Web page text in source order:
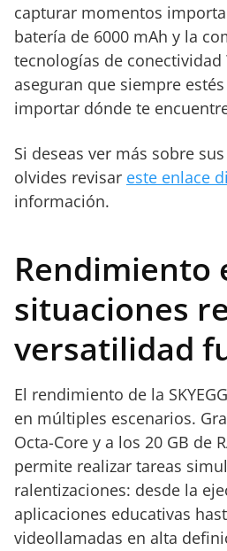
capturar momentos
batería de 6000 mAh y la
tecnologías de conectividad
aseguran que siempre
importar dónde te
Si deseas ver más sobre
olvides revisar este enlace
información.
Rendimiento
situaciones
versatilidad
El rendimiento de la
en múltiples escenarios.
Octa-Core y a los 20 GB de
permite realizar tareas
ralentizaciones: desde la
aplicaciones educativas
videollamadas en alta